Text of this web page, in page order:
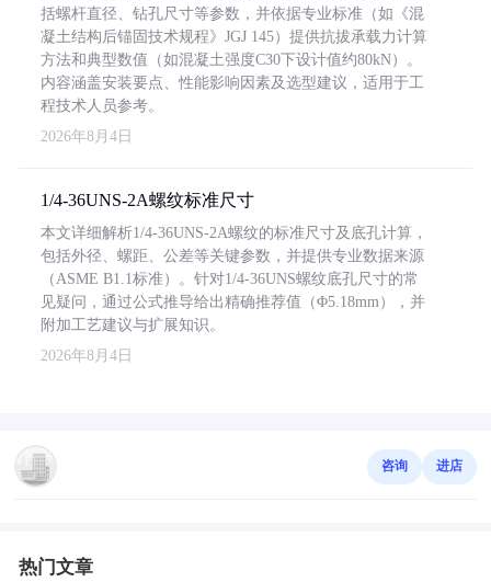
括螺杆直径、钻孔尺寸等参数，并依据专业标准（如《混
凝土结构后锚固技术规程》JGJ 145）提供抗拔承载力计算
方法和典型数值（如混凝土强度C30下设计值约80kN）。
内容涵盖安装要点、性能影响因素及选型建议，适用于工
程技术人员参考。
2026年8月4日
1/4-36UNS-2A螺纹标准尺寸
本文详细解析1/4-36UNS-2A螺纹的标准尺寸及底孔计算，
包括外径、螺距、公差等关键参数，并提供专业数据来源
（ASME B1.1标准）。针对1/4-36UNS螺纹底孔尺寸的常
见疑问，通过公式推导给出精确推荐值（Φ5.18mm），并
附加工艺建议与扩展知识。
2026年8月4日
咨询 进店
热门文章